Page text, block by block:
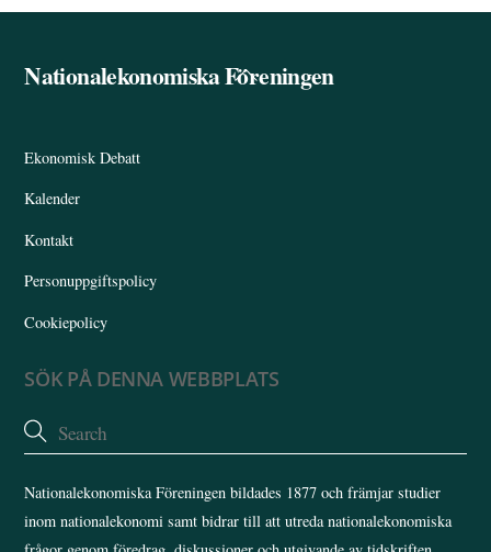
Back
Nationalekonomiska Föreningen
Ekonomisk Debatt
Kalender
Kontakt
Personuppgiftspolicy
Cookiepolicy
SÖK PÅ DENNA WEBBPLATS
Nationalekonomiska Föreningen bildades 1877 och främjar studier
inom nationalekonomi samt bidrar till att utreda nationalekonomiska